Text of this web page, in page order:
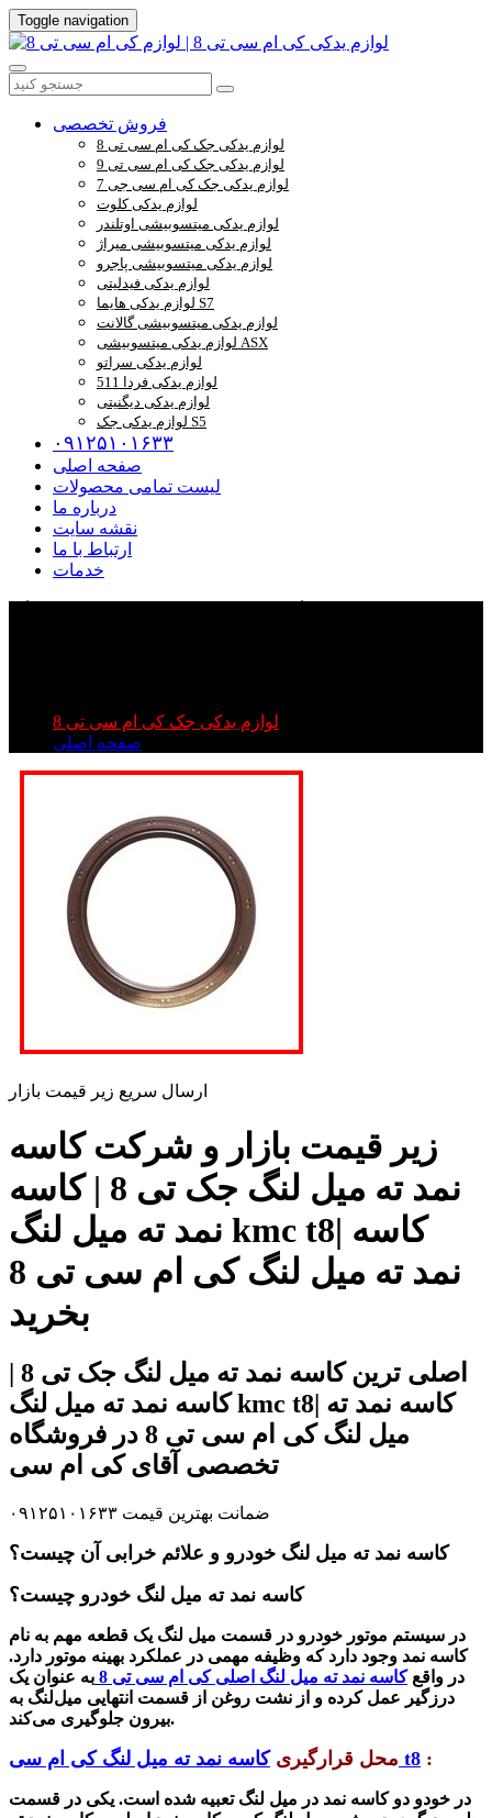
Toggle navigation
فروش تخصصی
لوازم یدکی جک کی ام سی تی 8
لوازم یدکی جک کی ام سی تی 9
لوازم یدکی جک کی ام سی جی 7
لوازم یدکی کلوت
لوازم یدکی میتسوبیشی اوتلندر
لوازم یدکی میتسوبیشی میراژ
لوازم یدکی میتسوبیشی پاجرو
لوازم یدکی فیدلیتی
لوازم یدکی هایما S7
لوازم یدکی میتسوبیشی گالانت
لوازم یدکی میتسوبیشی ASX
لوازم یدکی سراتو
لوازم یدکی فردا 511
لوازم یدکی دیگنیتی
لوازم یدکی جک S5
۰۹۱۲۵۱۰۱۶۳۳
صفحه اصلی
لیست تمامی محصولات
درباره ما
نقشه سایت
ارتباط با ما
خدمات
لوازم یدکی جک کی ام سی تی 8
صفحه اصلی
ارسال سریع زیر قیمت بازار
زیر قیمت بازار و شرکت کاسه
نمد ته میل لنگ جک تی 8 | کاسه
نمد ته میل لنگ kmc t8| کاسه
نمد ته میل لنگ کی ام سی تی 8
بخرید
کاسه نمد ته میل لنگ kmc t8| کاسه نمد ته
میل لنگ کی ام سی تی 8 در فروشگاه
تخصصی آقای کی ام سی
ضمانت بهترین قیمت ۰۹۱۲۵۱۰۱۶۳۳
کاسه نمد ته میل لنگ خودرو و علائم خرابی آن چیست؟
کاسه نمد ته میل لنگ خودرو چیست؟
در سیستم موتور خودرو در قسمت میل لنگ یک قطعه مهم به نام
کاسه نمد وجود دارد که وظیفه مهمی در عملکرد بهینه موتور دارد.
در واقعکاسه نمد ته میل لنگ اصلی کی ام سی تی 8
به عنوان یک
درزگیر عمل کرده و از نشت روغن از قسمت انتهایی میل‌لنگ به
بیرون جلوگیری می‌کند.
محل قرارگیری کاسه نمد ته میل لنگ کی ام سی t8 :
در خودو دو کاسه نمد در میل لنگ تعبیه شده است. یکی در قسمت